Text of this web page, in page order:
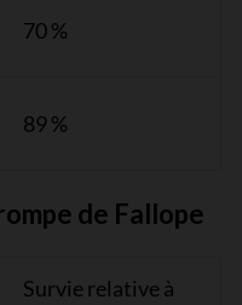
70 %
89 %
de Fallope
Survie relative à